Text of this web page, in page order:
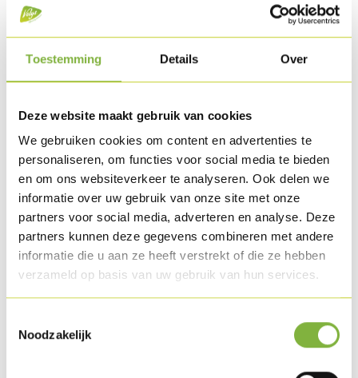
Toestemming Details Over
Deze website maakt gebruik van cookies
We gebruiken cookies om content en advertenties te
personaliseren, om functies voor social media te bieden
en om ons websiteverkeer te analyseren. Ook delen we
informatie over uw gebruik van onze site met onze
partners voor social media, adverteren en analyse. Deze
partners kunnen deze gegevens combineren met andere
informatie die u aan ze heeft verstrekt of die ze hebben
verzameld op basis van uw gebruik van hun services.
Noodzakelijk
Malse kalkoendij, heerlijk gemarineerd. Gekookt en lichtjes
gerookt. Gepresenteerd in een praktische vorm.
Verpakking
Specifieke wensen naar verpakking?
Houdbaarheid
Beschikbaar zowel in gekoeld als gekoeld lang houdbaar
(HDP).
Recepten met dit product